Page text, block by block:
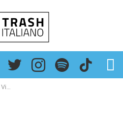
Facebook
Twitter
Instagram
Spotify
TikTok
parole…”